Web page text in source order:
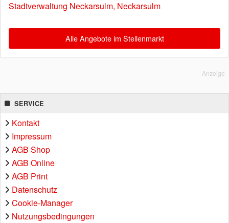
Stadtverwaltung Neckarsulm, Neckarsulm
Alle Angebote im Stellenmarkt
Anzeige
SERVICE
Kontakt
Impressum
AGB Shop
AGB Online
AGB Print
Datenschutz
Cookie-Manager
Nutzungsbedingungen